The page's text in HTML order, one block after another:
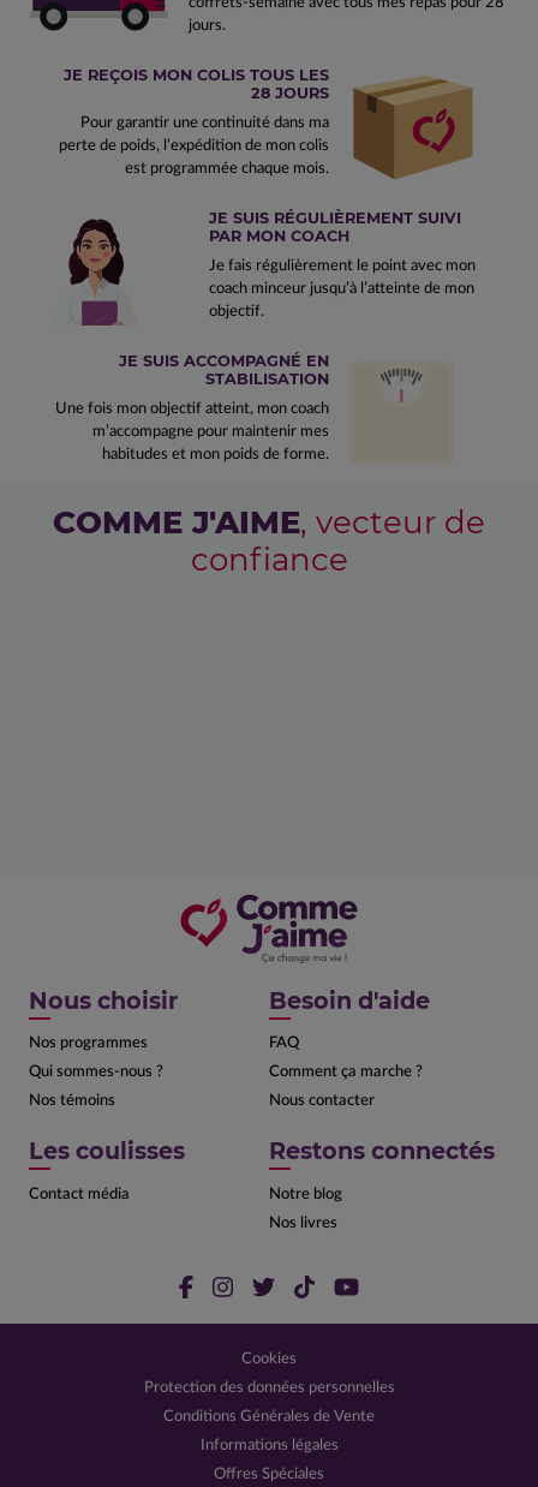
jours.
JE REÇOIS MON COLIS TOUS LES
28 JOURS
Pour garantir une continuité dans ma
perte de poids, l’expédition de mon colis
est programmée chaque mois.
JE SUIS RÉGULIÈREMENT SUIVI
PAR MON COACH
Je fais régulièrement le point avec mon
coach minceur jusqu’à l’atteinte de mon
objectif.
JE SUIS ACCOMPAGNÉ EN
STABILISATION
Une fois mon objectif atteint, mon coach
m’accompagne pour maintenir mes
habitudes et mon poids de forme.
COMME J'AIME, vecteur de
confiance
Nous choisir
Nos programmes
Qui sommes-nous ?
Nos témoins
Besoin d'aide
FAQ
Comment ça marche ?
Nous contacter
Les coulisses
Contact média
Restons connectés
Notre blog
Nos livres
Cookies
Protection des données personnelles
Conditions Générales de Vente
Informations légales
Offres Spéciales